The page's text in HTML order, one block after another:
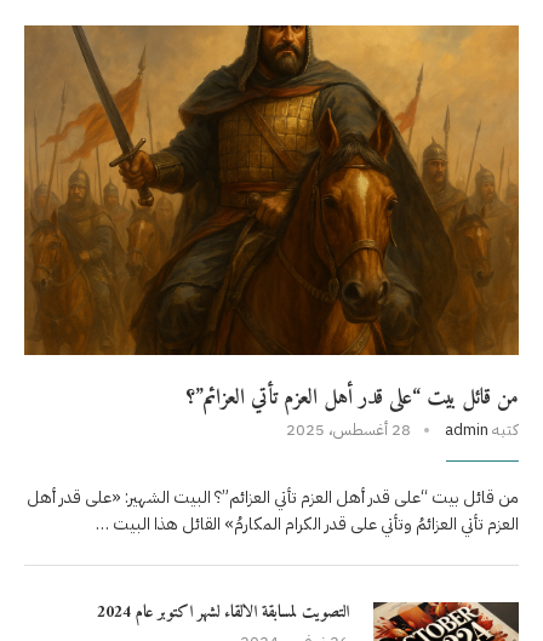
من قائل بيت “على قدر أهل العزم تأتي العزائم”؟
كتبه admin 28 أغسطس، 2025
من قائل بيت “على قدر أهل العزم تأتي العزائم”؟ البيت الشهير: «على قدر أهل
العزم تأتي العزائمُ وتأتي على قدر الكرام المكارمُ» القائل هذا البيت …
التصويت لمسابقة الالقاء لشهر اكتوبر عام 2024